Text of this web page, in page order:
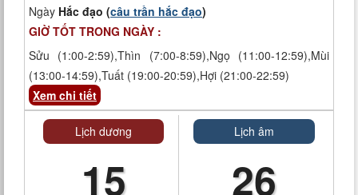
Ngày Hắc đạo (câu trần hắc đạo)
GIỜ TỐT TRONG NGÀY :
Sửu (1:00-2:59),Thìn (7:00-8:59),Ngọ (11:00-12:59),Mùi
(13:00-14:59),Tuất (19:00-20:59),Hợi (21:00-22:59)
Xem chi tiết
Lịch dương
15
Lịch âm
26